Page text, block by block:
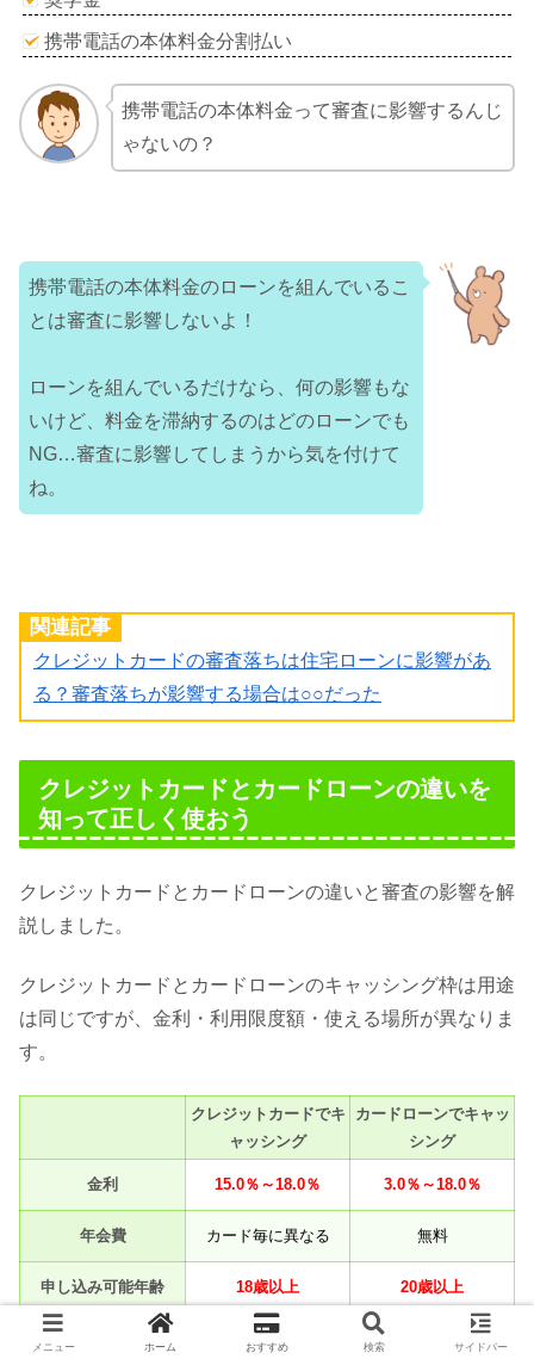
携帯電話の本体料金分割払い
携帯電話の本体料金って審査に影響するんじ
ゃないの？
携帯電話の本体料金のローンを組んでいるこ
とは審査に影響しないよ！
ローンを組んでいるだけなら、何の影響もな
いけど、料金を滞納するのはどのローンでも
NG…審査に影響してしまうから気を付けて
ね。
関連記事
クレジットカードの審査落ちは住宅ローンに影響があ
る？審査落ちが影響する場合は○○だった
クレジットカードとカードローンの違いを
知って正しく使おう
クレジットカードとカードローンの違いと審査の影響を解
説しました。
クレジットカードとカードローンのキャッシング枠は用途
は同じですが、金利・利用限度額・使える場所が異なりま
す。
クレジットカードでキ
ャッシング
カードローンでキャッ
シング
金利 15.0％～18.0％ 3.0％～18.0％
年会費 カード毎に異なる 無料
申し込み可能年齢 18歳以上 20歳以上
最高500万円程度 最高800万円程度
メニュー ホーム おすすめ 検索 サイドバー